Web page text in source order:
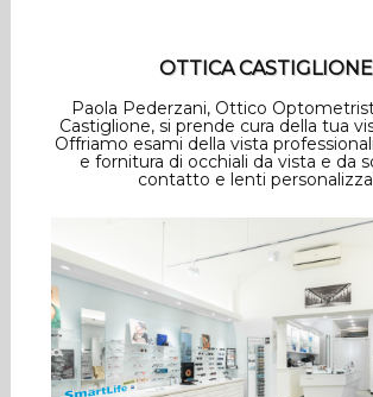
OTTICA CASTIGLIONE
Paola Pederzani, Ottico
Castiglione, si prende cura della tua
Offriamo esami della vista
e fornitura di occhiali da vista e da
contatto e lenti